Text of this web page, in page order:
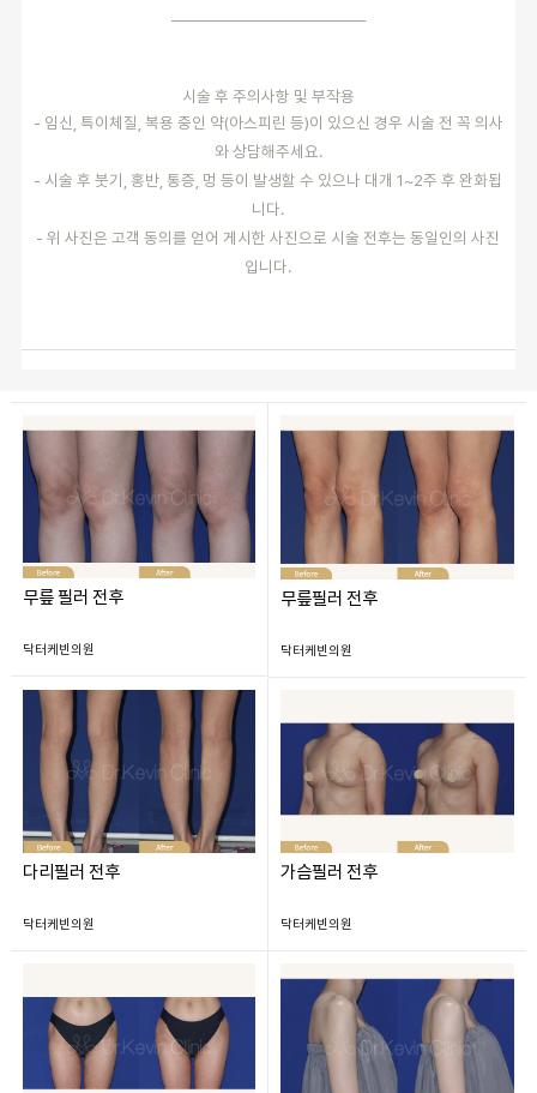
──────────────────
시술 후 주의사항 및 부작용
- 임신, 특이체질, 복용 중인 약(아스피린 등)이 있으신 경우 시술 전 꼭 의사
와 상담해주세요.
- 시술 후 붓기, 홍반, 통증, 멍 등이 발생할 수 있으나 대개 1~2주 후 완화됩
니다.
- 위 사진은 고객 동의를 얻어 게시한 사진으로 시술 전후는 동일인의 사진
입니다.
무릎 필러 전후
닥터케빈의원
무릎필러 전후
닥터케빈의원
다리필러 전후
닥터케빈의원
가슴필러 전후
닥터케빈의원